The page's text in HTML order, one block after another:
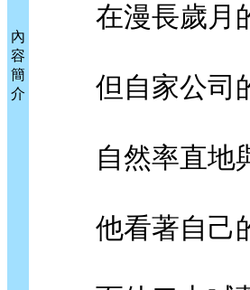
內
容
簡
介
在漫長歲月的
但自家公司的
自然率直地與
他看著自己的